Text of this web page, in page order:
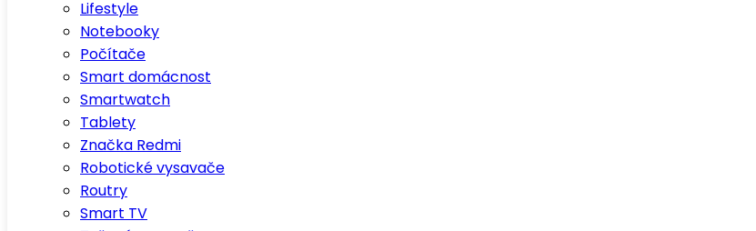
Lifestyle
Notebooky
Počítače
Smart domácnost
Smartwatch
Tablety
Značka Redmi
Robotické vysavače
Routry
Smart TV